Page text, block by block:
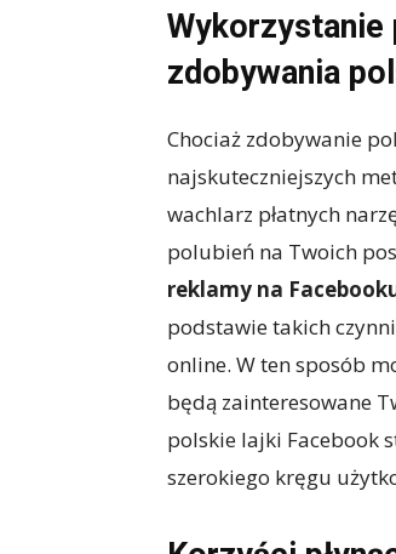
Wykorzystanie
zdobywania
Chociaż zdobywanie
najskuteczniejszych
wachlarz płatnych
polubień na Twoich
reklamy na
podstawie takich
online. W ten sposób
będą zainteresowane
polskie lajki Facebook
szerokiego kręgu